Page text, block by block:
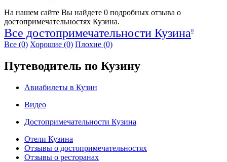
На нашем сайте Вы найдете 0 подробных отзыва о
достопримечательностях Кузина.
Все достопримечательности Кузина0
Все (0) Хорошие (0) Плохие (0)
Путеводитель по Кузину
Авиабилеты в Кузин
Видео
Достопримечательности Кузина
Отели Кузина
Отзывы о достопримечательностях
Отзывы о ресторанах